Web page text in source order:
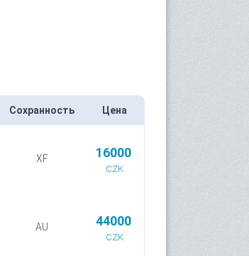
Сохранность Цена
XF 16000
CZK
AU 44000
CZK